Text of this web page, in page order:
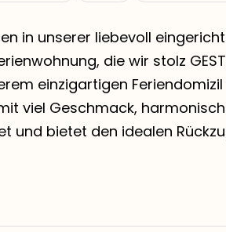
in unserer liebevoll
die wir stolz
einzigartigen
viel Geschmack,
und bietet den idealen